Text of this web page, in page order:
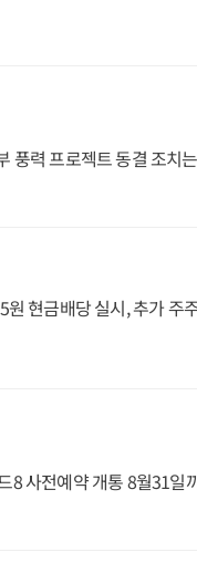
풍력 프로젝트 동결 조치
현금배당 실시, 추가 주
8 사전예약 개통 8월31일